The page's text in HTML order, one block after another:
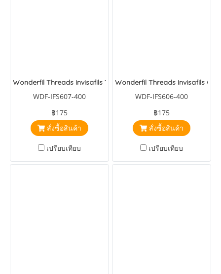
Wonderfil Threads Invisafils Teal
WDF-IFS607-400
฿175
สั่งซื้อสินค้า
เปรียบเทียบ
Wonderfil Threads Invisafils
WDF-IFS606-400
฿175
สั่งซื้อสินค้า
เปรียบเทียบ